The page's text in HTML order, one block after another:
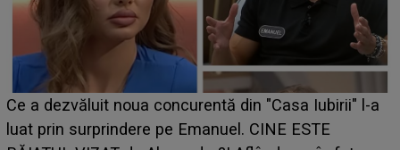
din "Casa Iubirii" l-a
CINE ESTE
HOROSCOP de
care riscă să rămână